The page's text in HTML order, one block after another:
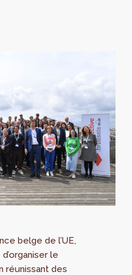
belge de l’UE,
le
réunissant des